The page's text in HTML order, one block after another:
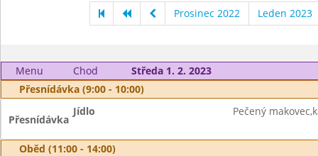
Prosinec 2022 Leden 2023
Menu Chod
Středa 1. 2. 2023
Přesnídávka (9:00 - 10:00)
Přesnídávka
Jídlo Pečený
Oběd (11:00 - 14:00)